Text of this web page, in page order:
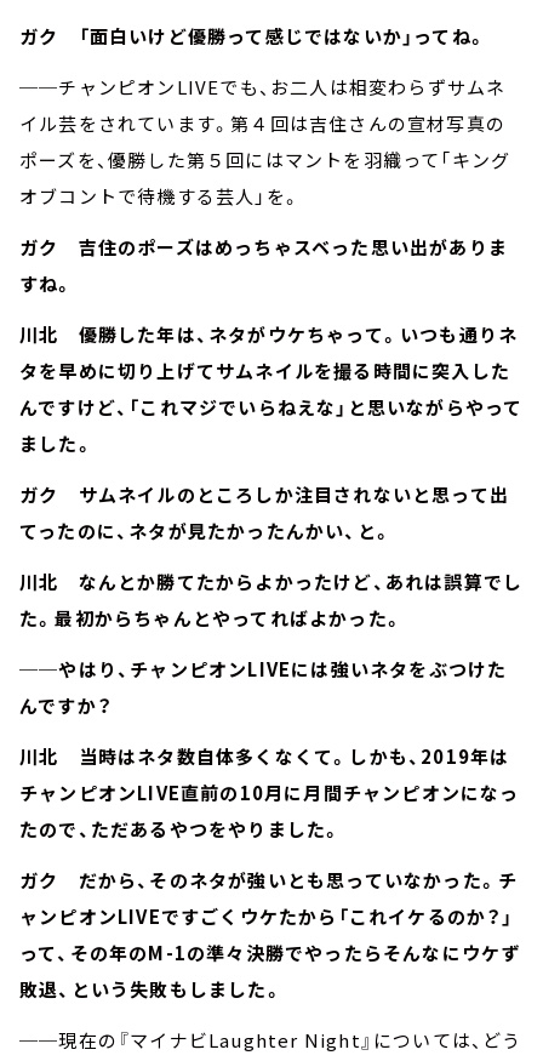
ガク 「面白いけど優勝って感じではないか」ってね。
──チャンピオンLIVEでも、お二人は相変わらずサムネ
イル芸をされています。第４回は吉住さんの宣材写真の
ポーズを、優勝した第５回にはマントを羽織って「キング
オブコントで待機する芸人」を。
ガク 吉住のポーズはめっちゃスベった思い出がありま
すね。
川北 優勝した年は、ネタがウケちゃって。いつも通りネ
タを早めに切り上げてサムネイルを撮る時間に突入した
んですけど、「これマジでいらねえな」と思いながらやって
ました。
ガク サムネイルのところしか注目されないと思って出
てったのに、ネタが見たかったんかい、と。
川北 なんとか勝てたからよかったけど、あれは誤算でし
た。最初からちゃんとやってればよかった。
──やはり、チャンピオンLIVEには強いネタをぶつけた
んですか？
川北 当時はネタ数自体多くなくて。しかも、2019年は
チャンピオンLIVE直前の10月に月間チャンピオンになっ
たので、ただあるやつをやりました。
ガク だから、そのネタが強いとも思っていなかった。チ
ャンピオンLIVEですごくウケたから「これイケるのか？」
って、その年のM-1の準々決勝でやったらそんなにウケず
敗退、という失敗もしました。
──現在の『マイナビLaughter Night』については、どう